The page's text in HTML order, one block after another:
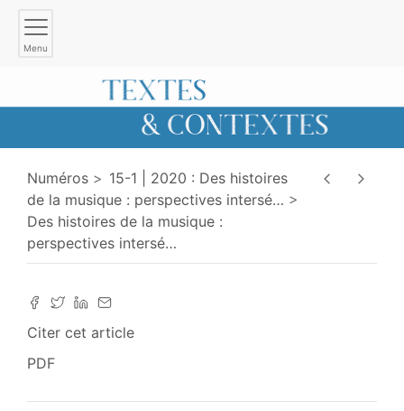
Menu
Numéros
15-1 | 2020 : Des histoires
de la musique : perspectives intersé…
Des histoires de la musique :
perspectives intersé…
Citer cet article
PDF